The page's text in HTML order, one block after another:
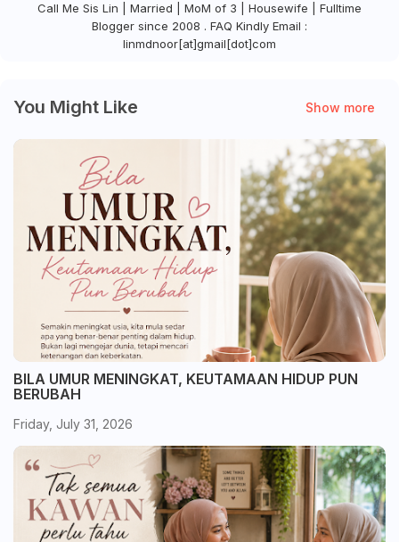
Call Me Sis Lin | Married | MoM of 3 | Housewife | Fulltime
Blogger since 2008 . FAQ Kindly Email :
linmdnoor[at]gmail[dot]com
You Might Like Show more
BILA UMUR MENINGKAT, KEUTAMAAN HIDUP PUN
BERUBAH
Friday, July 31, 2026